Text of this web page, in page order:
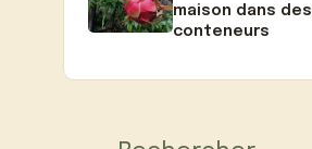
maison dans des
conteneurs